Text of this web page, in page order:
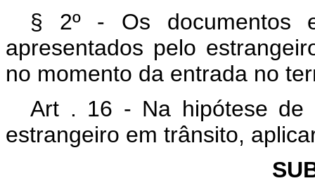
§ 2º - Os documentos
apresentados pelo
no momento da entrada no
Art . 16 - Na hipótese de
estrangeiro em trânsito,